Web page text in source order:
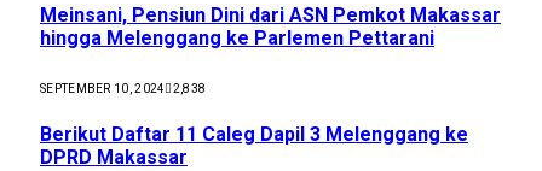
Meinsani, Pensiun Dini dari ASN Pemkot Makassar
hingga Melenggang ke Parlemen Pettarani
SEPTEMBER 10, 2024 2,838
Berikut Daftar 11 Caleg Dapil 3 Melenggang ke
DPRD Makassar